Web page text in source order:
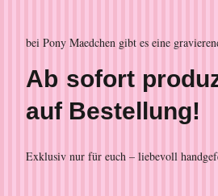
bei Pony Maedchen gibt es eine
Ab sofort
auf Bestellung!
Exklusiv nur für euch – liebevoll